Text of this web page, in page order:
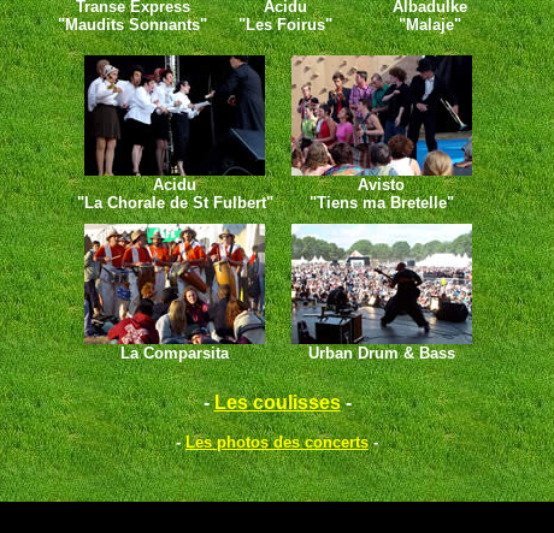
Transe Express
"Maudits Sonnants"
Acidu
"Les Foirus"
Albadulke
"Malaje"
Acidu
"La Chorale de St Fulbert"
Avisto
"Tiens ma Bretelle"
La Comparsita Urban Drum & Bass
-Les coulisses-
-Les photos des concerts-